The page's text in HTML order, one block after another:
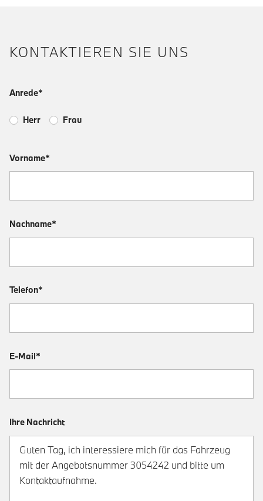
KONTAKTIEREN SIE UNS
Anrede*
Herr Frau
Vorname*
Nachname*
Telefon*
E-Mail*
Ihre Nachricht